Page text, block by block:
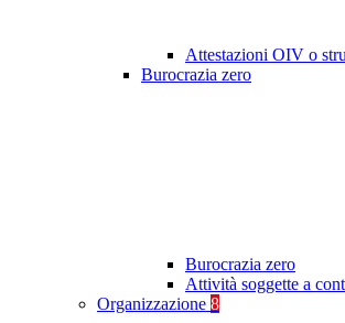
Attestazioni OIV o
Burocrazia zero
Burocrazia zero
Attività soggette a
Organizzazione 8